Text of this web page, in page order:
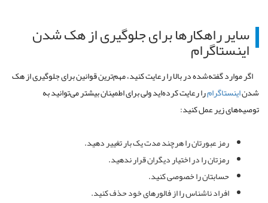
سایر راهکارها برای جلوگیری از هک شدن
اینستاگرام
اگر موارد گفته‌شده در بالا را رعایت کنید، مهم‌ترین قوانین برای جلوگیری از هک
شدناینستاگرامرا رعایت کرده‌اید ولی برای اطمینان بیشتر می‌توانید به
توصیه‌های زیر عمل کنید:
رمز عبورتان را هرچند مدت یک بار تغییر دهید.
رمزتان را در اختیار دیگران قرار ندهید.
حسابتان را خصوصی کنید.
افراد ناشناس را از فالورهای خود حذف کنید.